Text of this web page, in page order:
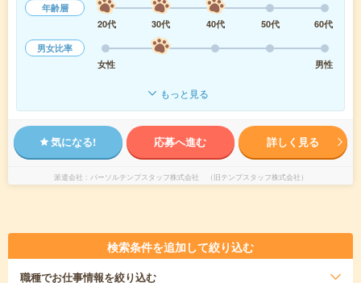
年齢層
20代
30代 40代 50代
60代
男女比率
女性
男性
もっと見る
気になる! 応募へ進む 詳しく見る
派遣会社 パーソルテンプスタッフ株式会社 （旧テンプスタッフ株式会社）
検索条件を追加して絞り込む
職種でお仕事情報を絞り込む